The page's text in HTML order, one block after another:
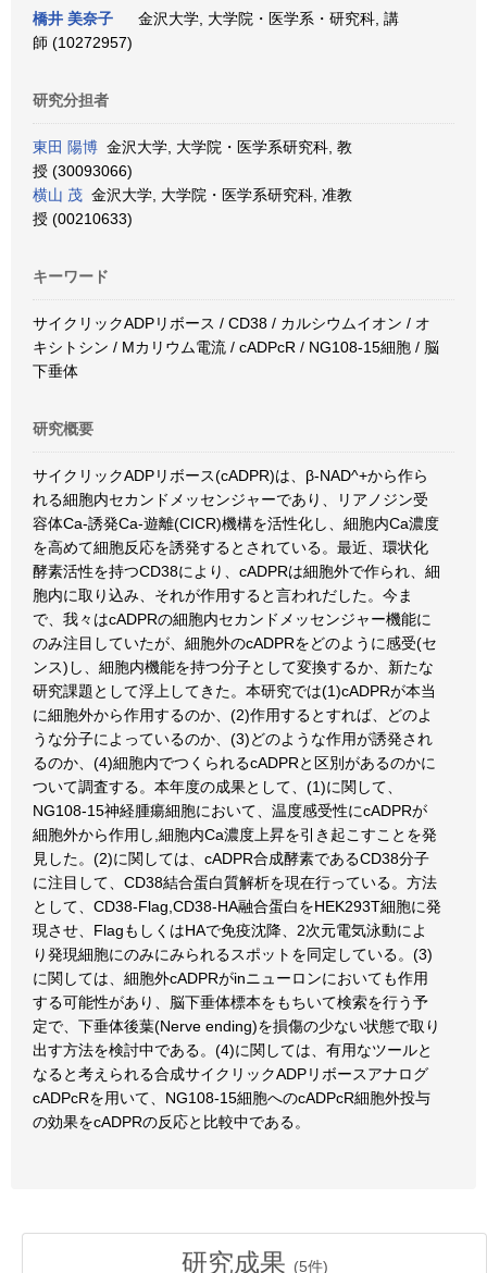
橋井 美奈子
金沢大学, 大学院・医学系・研究科, 講
師 (10272957)
研究分担者
東田 陽博 金沢大学, 大学院・医学系研究科, 教
授 (30093066)
横山 茂 金沢大学, 大学院・医学系研究科, 准教
授 (00210633)
キーワード
サイクリックADPリボース / CD38 / カルシウムイオン / オ
キシトシン / Mカリウム電流 / cADPcR / NG108-15細胞 / 脳
下垂体
研究概要
サイクリックADPリボース(cADPR)は、β-NAD^+から作ら
れる細胞内セカンドメッセンジャーであり、リアノジン受
容体Ca-誘発Ca-遊離(CICR)機構を活性化し、細胞内Ca濃度
を高めて細胞反応を誘発するとされている。最近、環状化
酵素活性を持つCD38により、cADPRは細胞外で作られ、細
胞内に取り込み、それが作用すると言われだした。今ま
で、我々はcADPRの細胞内セカンドメッセンジャー機能に
のみ注目していたが、細胞外のcADPRをどのように感受(セ
ンス)し、細胞内機能を持つ分子として変換するか、新たな
研究課題として浮上してきた。本研究では(1)cADPRが本当
に細胞外から作用するのか、(2)作用するとすれば、どのよ
うな分子によっているのか、(3)どのような作用が誘発され
るのか、(4)細胞内でつくられるcADPRと区別があるのかに
ついて調査する。本年度の成果として、(1)に関して、
NG108-15神経腫瘍細胞において、温度感受性にcADPRが
細胞外から作用し,細胞内Ca濃度上昇を引き起こすことを発
見した。(2)に関しては、cADPR合成酵素であるCD38分子
に注目して、CD38結合蛋白質解析を現在行っている。方法
として、CD38-Flag,CD38-HA融合蛋白をHEK293T細胞に発
現させ、FlagもしくはHAで免疫沈降、2次元電気泳動によ
り発現細胞にのみにみられるスポットを同定している。(3)
に関しては、細胞外cADPRがinニューロンにおいても作用
する可能性があり、脳下垂体標本をもちいて検索を行う予
定で、下垂体後葉(Nerve ending)を損傷の少ない状態で取り
出す方法を検討中である。(4)に関しては、有用なツールと
なると考えられる合成サイクリックADPリボースアナログ
cADPcRを用いて、NG108-15細胞へのcADPcR細胞外投与
の効果をcADPRの反応と比較中である。
研究成果 (5件)